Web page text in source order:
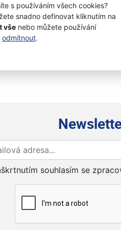
s používáním všech cookies?
snadno definovat kliknutím na
vše nebo můžete používání
odmítnout.
souhlasím se